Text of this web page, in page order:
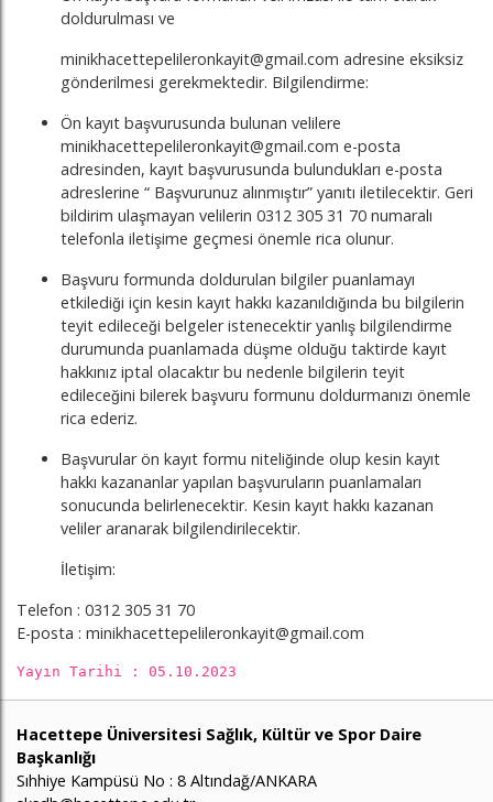
doldurulması ve
minikhacettepelileronkayit@gmail.com adresine eksiksiz
gönderilmesi gerekmektedir. Bilgilendirme:
Ön kayıt başvurusunda bulunan velilere
minikhacettepelileronkayit@gmail.com e-posta
adresinden, kayıt başvurusunda bulundukları e-posta
adreslerine “ Başvurunuz alınmıştır” yanıtı iletilecektir. Geri
bildirim ulaşmayan velilerin 0312 305 31 70 numaralı
telefonla iletişime geçmesi önemle rica olunur.
Başvuru formunda doldurulan bilgiler puanlamayı
etkilediği için kesin kayıt hakkı kazanıldığında bu bilgilerin
teyit edileceği belgeler istenecektir yanlış bilgilendirme
durumunda puanlamada düşme olduğu taktirde kayıt
hakkınız iptal olacaktır bu nedenle bilgilerin teyit
edileceğini bilerek başvuru formunu doldurmanızı önemle
rica ederiz.
Başvurular ön kayıt formu niteliğinde olup kesin kayıt
hakkı kazananlar yapılan başvuruların puanlamaları
sonucunda belirlenecektir. Kesin kayıt hakkı kazanan
veliler aranarak bilgilendirilecektir.
İletişim:
Telefon : 0312 305 31 70
E-posta : minikhacettepelileronkayit@gmail.com
Yayın Tarihi : 05.10.2023
Hacettepe Üniversitesi Sağlık, Kültür ve Spor Daire
Başkanlığı
Sıhhiye Kampüsü No : 8 Altındağ/ANKARA